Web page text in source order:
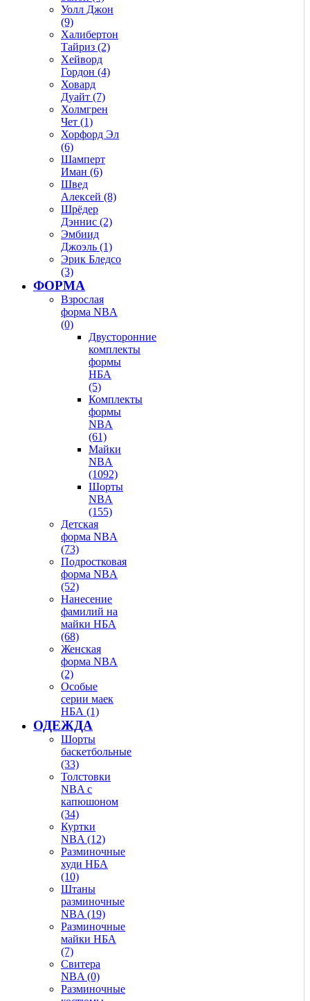
Уолл Джон
(9)
Халибертон
Тайриз (2)
Хейворд
Гордон (4)
Ховард
Дуайт (7)
Холмгрен
Чет (1)
Хорфорд Эл
(6)
Шамперт
Иман (6)
Швед
Алексей (8)
Шрёдер
Дэннис (2)
Эмбиид
Джоэль (1)
Эрик Бледсо
(3)
ФОРМА
Взрослая
форма NBA
(0)
Двусторонние
комплекты
формы
НБА
(5)
Комплекты
формы
NBA
(61)
Майки
NBA
(1092)
Шорты
NBA
(155)
Детская
форма NBA
(73)
Подростковая
форма NBA
(52)
Нанесение
фамилий на
майки НБА
(68)
Женская
форма NBA
(2)
Особые
серии маек
НБА (1)
ОДЕЖДА
Шорты
баскетбольные
(33)
Толстовки
NBA с
капюшоном
(34)
Куртки
NBA (12)
Разминочные
худи НБА
(10)
Штаны
разминочные
NBA (19)
Разминочные
майки НБА
(7)
Свитера
NBA (0)
Разминочные